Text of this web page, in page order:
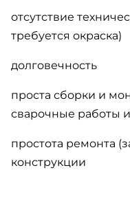
отсутствие
требуется окраска)
долговечность
проста сборки и
сварочные работы
простота ремонта
конструкции